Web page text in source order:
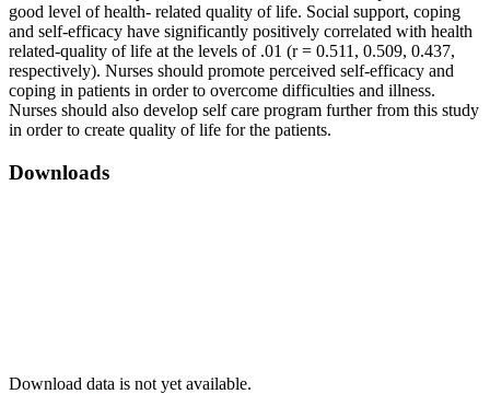
good level of health- related quality of life. Social support, coping
and self-efficacy have significantly positively correlated with health
related-quality of life at the levels of .01 (r = 0.511, 0.509, 0.437,
respectively). Nurses should promote perceived self-efficacy and
coping in patients in order to overcome difficulties and illness.
Nurses should also develop self care program further from this study
in order to create quality of life for the patients.
Downloads
Download data is not yet available.